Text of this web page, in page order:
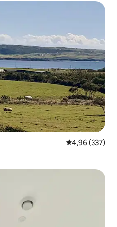
Gemiddelde
4,96 (337)